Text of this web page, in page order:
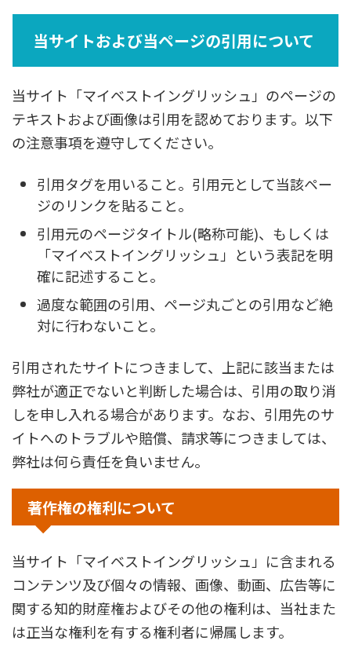
当サイトおよび当ページの引用について
当サイト「マイベストイングリッシュ」のページの
テキストおよび画像は引用を認めております。以下
の注意事項を遵守してください。
引用タグを用いること。引用元として当該ペー
ジのリンクを貼ること。
引用元のページタイトル(略称可能)、もしくは
「マイベストイングリッシュ」という表記を明
確に記述すること。
過度な範囲の引用、ページ丸ごとの引用など絶
対に行わないこと。
引用されたサイトにつきまして、上記に該当または
弊社が適正でないと判断した場合は、引用の取り消
しを申し入れる場合があります。なお、引用先のサ
イトへのトラブルや賠償、請求等につきましては、
弊社は何ら責任を負いません。
著作権の権利について
当サイト「マイベストイングリッシュ」に含まれる
コンテンツ及び個々の情報、画像、動画、広告等に
関する知的財産権およびその他の権利は、当社また
は正当な権利を有する権利者に帰属します。